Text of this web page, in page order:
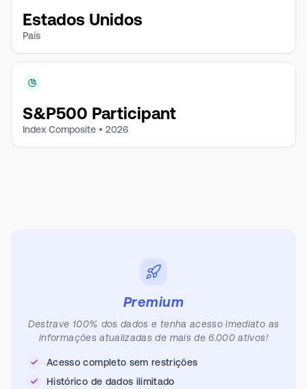
Estados Unidos
País
S&P500 Participant
Index Composite • 2026
Premium
Destrave 100% dos dados e tenha acesso imediato as
informações atualizadas de mais de 6.000 ativos!
Acesso completo sem restrições
Histórico de dados ilimitado